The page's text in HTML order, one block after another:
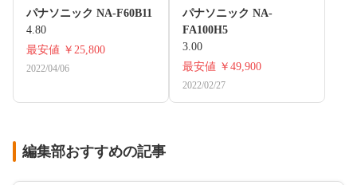
パナソニック NA-F60B11
4.80
最安値 ￥25,800
2022/04/06
パナソニック NA-
FA100H5
3.00
最安値 ￥49,900
2022/02/27
編集部おすすめの記事